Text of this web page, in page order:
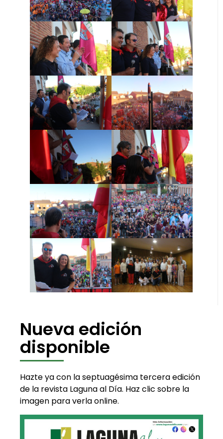
Nueva edición
disponible
Hazte ya con la septuagésima tercera edición
de la revista Laguna al Día. Haz clic sobre la
imagen para verla online.